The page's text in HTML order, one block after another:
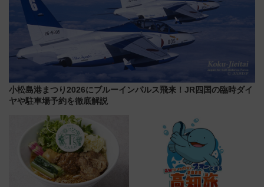
小松島港まつり2026にブルーインパルス飛来！JR四国の臨時ダイ
ヤや駐車場予約を徹底解説